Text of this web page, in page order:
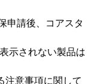
申請後、コアスタ
示されない製品は
注意事項に関して